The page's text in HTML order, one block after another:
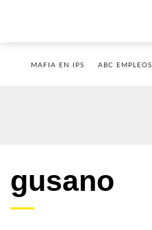
MAFIA EN IPS ABC EMPLEOS
gusano